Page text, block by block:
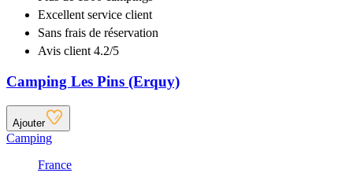
Excellent service client
Sans frais de réservation
Avis client 4.2/5
Camping Les Pins (Erquy)
Ajouter
Camping
France